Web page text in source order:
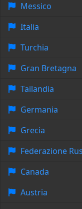
Messico
Italia
Turchia
Gran Bretagna
Tailandia
Germania
Grecia
Federazione
Canada
Austria